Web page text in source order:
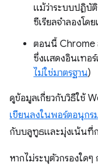
แม้ว่าระบบปฏิบัติ
ซีเรียลจำลองโดย
ตอนนี้ Chrome
ซึ่งแสดงอินเทอ
ไม่ใช่มาตรฐาน)
ดูข้อมูลเกี่ยวกับวิธีใช้
เขียนลงในพอร์ตอนุกร
กับบลูทูธและมุ่งเน้นที่
หากไม่ระบุตัวกรองใดๆ